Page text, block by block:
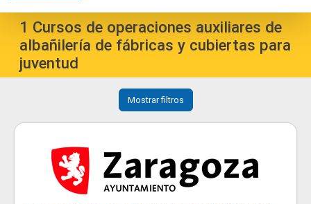
1 Cursos de operaciones auxiliares de
albañilería de fábricas y cubiertas para
juventud
Mostrar filtros